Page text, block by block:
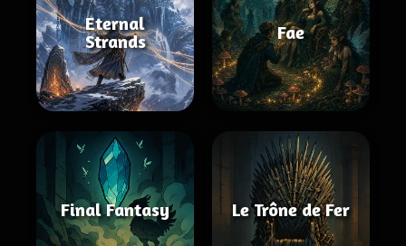
Eternal
Strands
Fae
Final Fantasy Le Trône de Fer